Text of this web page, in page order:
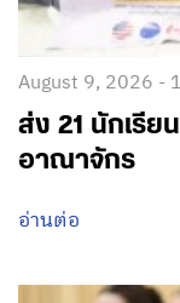
August 9, 2026 -
ส่ง 21 นักเรีย
อาณาจักร
อ่านต่อ